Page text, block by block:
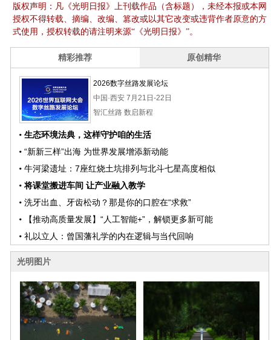
版权声明：凡《光明日报》上刊载作品（含标题），未经本报或本网
授权不得转载、摘编、改编、篡改或以其它改变或违背作者原意的方
式使用，授权转载的请注明来源“《光明日报》”。